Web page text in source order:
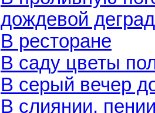
дождевой
В ресторане
В саду цветы
В серый вечер
В слиянии,